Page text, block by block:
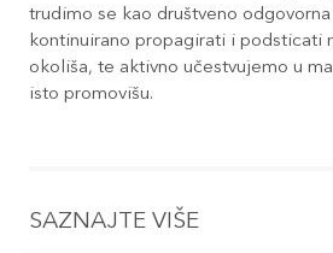
trudimo se kao društveno
kontinuirano propagirati i podsticati
okoliša, te aktivno učestvujemo u
isto promovišu.
SAZNAJTE VIŠE